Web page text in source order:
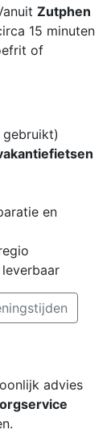
Zutphen
15 minuten
of
gebruikt)
en
advies